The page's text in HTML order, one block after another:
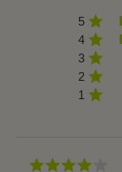
5
4
3
2
1